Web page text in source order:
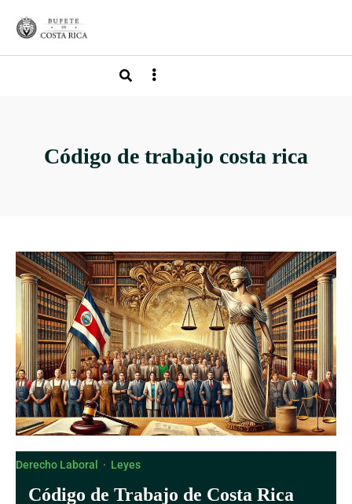
Código de trabajo costa rica
Derecho Laboral · Leyes
Código de Trabajo de Costa Rica